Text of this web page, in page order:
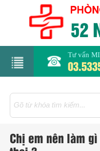
Tư vấn
Chị em nên làm